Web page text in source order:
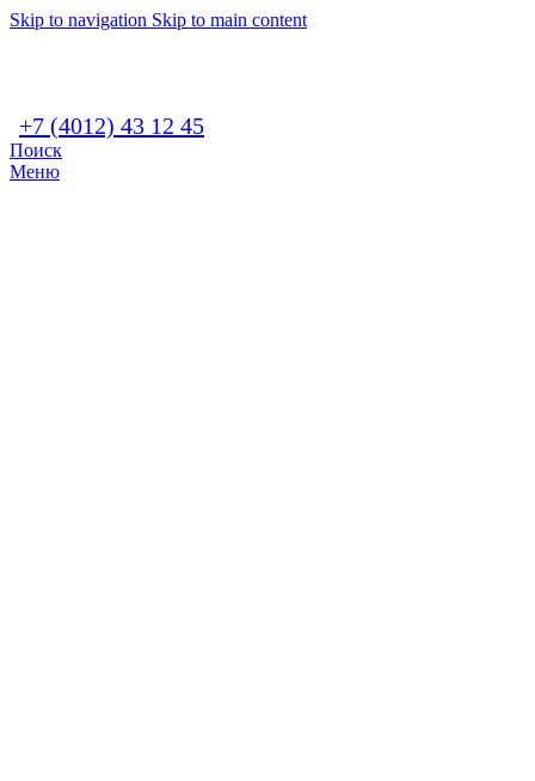
Skip to navigation Skip to main content
+7 (4012) 43 12 45
Поиск
Меню